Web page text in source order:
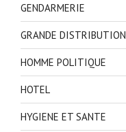
GENDARMERIE
GRANDE DISTRIBUTION
HOMME POLITIQUE
HOTEL
HYGIENE ET SANTE